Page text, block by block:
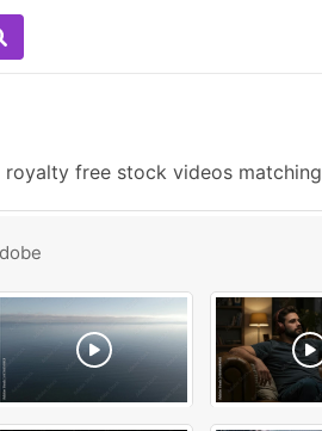
royalty free stock videos matching